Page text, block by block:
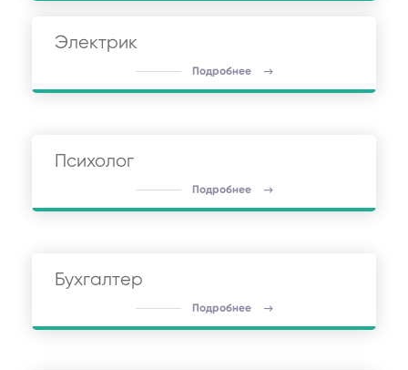
Электрик
Подробнее
Психолог
Подробнее
Бухгалтер
Подробнее